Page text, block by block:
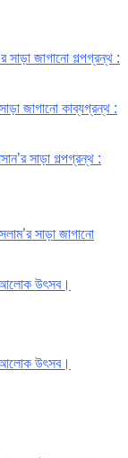
জাগানো গল্পগ্রন্থ :
জাগানো কাব্যগ্রন্থ :
সাড়া গল্পগ্রন্থ :
সাড়া জাগানো
আলোক উৎসব।
আলোক উৎসব।